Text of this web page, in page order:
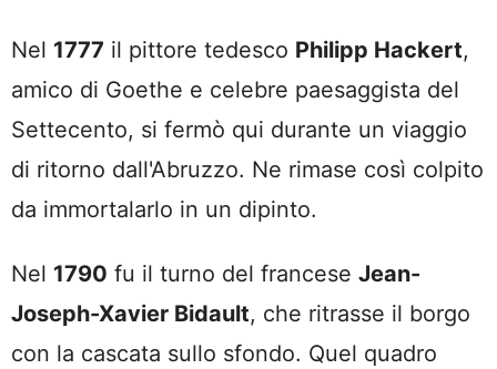
Nel 1777 il pittore tedesco Philipp Hackert,
amico di Goethe e celebre paesaggista del
Settecento, si fermò qui durante un viaggio
di ritorno dall'Abruzzo. Ne rimase così colpito
da immortalarlo in un dipinto.
Nel 1790 fu il turno del francese Jean-
Joseph-Xavier Bidault, che ritrasse il borgo
con la cascata sullo sfondo. Quel quadro